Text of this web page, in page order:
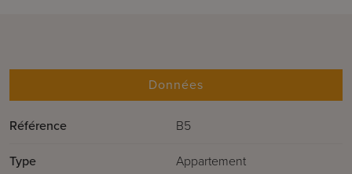
Données
Référence
B5
Type
Appartement